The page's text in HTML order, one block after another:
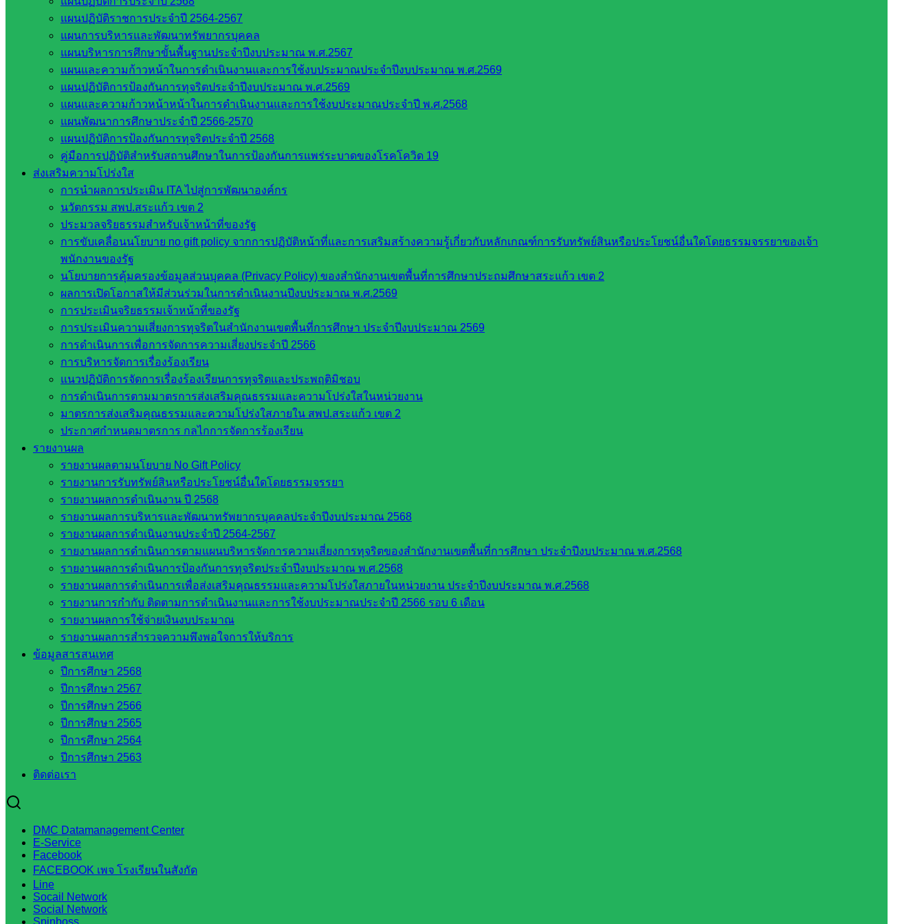
แผนปฏิบัติราชการประจำปี 2564-2567
แผนการบริหารและพัฒนาทรัพยากรบุคคล
แผนบริหารการศึกษาขั้นพื้นฐานประจำปีงบประมาณ พ.ศ.2567
แผนและความก้าวหน้าในการดำเนินงานและการใช้งบประมาณประจำปีงบประมาณ พ.ศ.2569
แผนปฏิบัติการป้องกันการทุจริตประจำปีงบประมาณ พ.ศ.2569
แผนและความก้าวหน้าหน้าในการดำเนินงานและการใช้งบประมาณประจำปี พ.ศ.2568
แผนพัฒนาการศึกษาประจำปี 2566-2570
แผนปฏิบัติการป้องกันการทุจริตประจำปี 2568
คู่มือการปฏิบัติสำหรับสถานศึกษาในการป้องกันการแพร่ระบาดของโรคโควิด 19
ส่งเสริมความโปร่งใส
การนำผลการประเมิน ITA ไปสู่การพัฒนาองค์กร
นวัตกรรม สพป.สระแก้ว เขต 2
ประมวลจริยธรรมสำหรับเจ้าหน้าที่ของรัฐ
การขับเคลื่อนนโยบาย no gift policy จากการปฏิบัติหน้าที่และการเสริมสร้างความรู้เกี่ยวกับหลักเกณฑ์การรับทรัพย์สินหรือประโยชน์อื่นใดโดยธรรมจรรยาของเจ้า
พนักงานของรัฐ
นโยบายการคุ้มครองข้อมูลส่วนบุคคล (Privacy Policy) ของสำนักงานเขตพื้นที่การศึกษาประถมศึกษาสระแก้ว เขต 2
ผลการเปิดโอกาสให้มีส่วนร่วมในการดำเนินงานปีงบประมาณ พ.ศ.2569
การประเมินจริยธรรมเจ้าหน้าที่ของรัฐ
การประเมินความเสี่ยงการทุจริตในสำนักงานเขตพื้นที่การศึกษา ประจำปีงบประมาณ 2569
การดำเนินการเพื่อการจัดการความเสี่ยงประจำปี 2566
การบริหารจัดการเรื่องร้องเรียน
แนวปฏิบัติการจัดการเรื่องร้องเรียนการทุจริตและประพฤติมิชอบ
การดำเนินการตามมาตรการส่งเสริมคุณธรรมและความโปร่งใสในหน่วยงาน
มาตรการส่งเสริมคุณธรรมและความโปร่งใสภายใน สพป.สระแก้ว เขต 2
ประกาศกำหนดมาตรการ กลไกการจัดการร้องเรียน
รายงานผล
รายงานผลตามนโยบาย No Gift Policy
รายงานการรับทรัพย์สินหรือประโยชน์อื่นใดโดยธรรมจรรยา
รายงานผลการดำเนินงาน ปี 2568
รายงานผลการบริหารและพัฒนาทรัพยากรบุคคลประจำปีงบประมาณ 2568
รายงานผลการดำเนินงานประจำปี 2564-2567
รายงานผลการดำเนินการตามแผนบริหารจัดการความเสี่ยงการทุจริตของสำนักงานเขตพื้นที่การศึกษา ประจำปีงบประมาณ พ.ศ.2568
รายงานผลการดำเนินการป้องกันการทุจริตประจำปีงบประมาณ พ.ศ.2568
รายงานผลการดำเนินการเพื่อส่งเสริมคุณธรรมและความโปร่งใสภายในหน่วยงาน ประจำปีงบประมาณ พ.ศ.2568
รายงานการกำกับ ติดตามการดำเนินงานและการใช้งบประมาณประจำปี 2566 รอบ 6 เดือน
รายงานผลการใช้จ่ายเงินงบประมาณ
รายงานผลการสำรวจความพึงพอใจการให้บริการ
ข้อมูลสารสนเทศ
ปีการศึกษา 2568
ปีการศึกษา 2567
ปีการศึกษา 2566
ปีการศึกษา 2565
ปีการศึกษา 2564
ปีการศึกษา 2563
ติดต่อเรา
DMC Datamanagement Center
E-Service
Facebook
FACEBOOK เพจ โรงเรียนในสังกัด
Line
Socail Network
Social Network
Spinboss
Post Views: 877
web2021_admin
หน่วยงานที่เกี่ยวข้อง
กระทรวงศึกษาธิการ
กระทรวงการอุดมศึกษา
สำนักงานเลขาธิการสภาการศึกษา
สำนักงานคณะกรรมการการอาชีวศึกษา
สำนักงานคณะกรรมการการศึกษาขั้นพื้น
รายชื่อมหาวิทยาลัยในประเทศไทย
เว็บไซต์สำนักต่าง ๆ ใน สพฐ.
เว็บไซต์ สพม. ในสังกัด สพฐ.
เว็บไซต์ สพป. ในสังกัด สพฐ.
กรมบัญชีกลาง
สำนักงาน ส.ก.ส.ค
หน่วยงานในจังหวัดสระแก้ว
จังหวัดสระแก้ว
องค์การบริหารส่วนจังหวัดสระแก้ว
ศึกษาธิการจังหวัดสระแก้ว
สำนักงาน ส.ก.ส.ค. จังหวัดสระแก้ว
สพป. สระแก้วเขต 1
สพป.สระแก้ว เขต 2
โรงเรียนในสังกัด สพป.สระแก้ว เขต 1
โรงเรียนในสังกัด สพป.สระแก้ว เขต 2
วิทยาลัยเทคนิคสระแก้ว
วิทยาลัยเทคนิควังน้ำเย็น
กศน.สระแก้ว
เว็บไซต์กลุ่มงานในสำนักงาน
กลุ่มอำนวยการ
กลุ่มบริหารงานงานเงินและสินทรัพย์
กลุ่มนโยบายและแผน
กลุ่มส่งเสริมการจัดการศึกษา
กลุ่มนิเทศติดตามและประเมินผลฯ
เว็บไซต์หลักสูตรต้านทุจริต
ห้องนิเทศ ศน.นิพนธ์ พรมพิไล
ห้องนิเทศ ศน.ชยาธิศ/ศน.อัญชลี
ห้องนิเทศ ดร.สราวดี เพ็งศรีโคตร
เว็บไซต์คณะกรรมการ ก.ต.ป.น.